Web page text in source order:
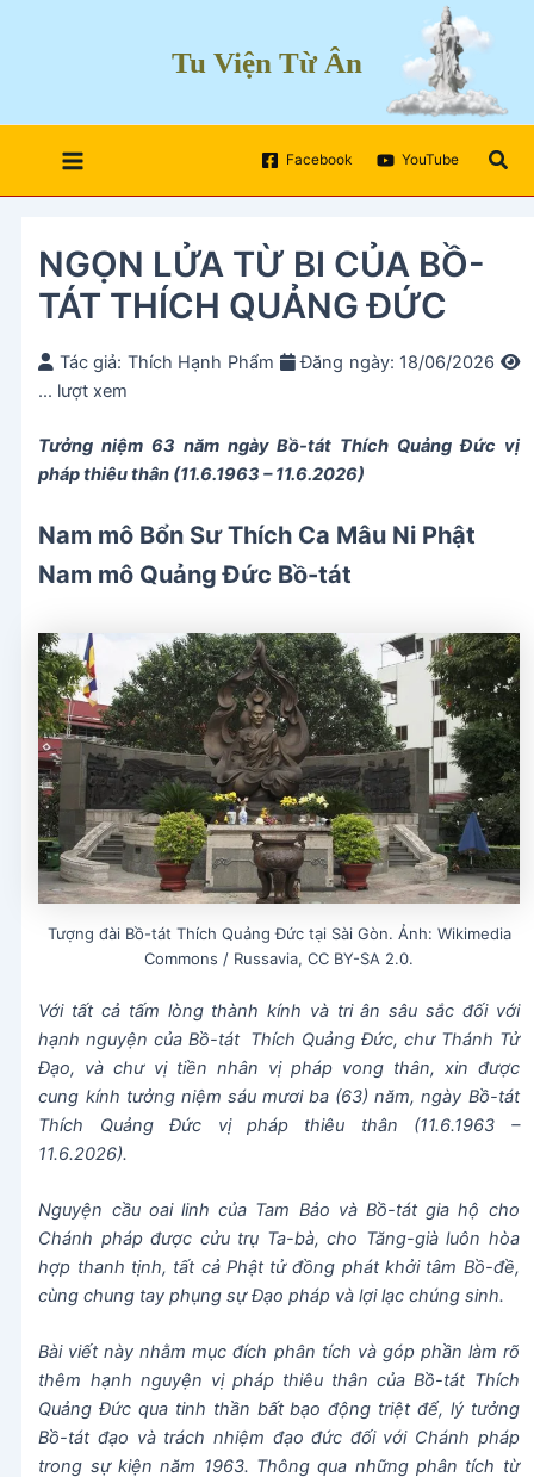
Tu Viện Từ Ân
Facebook YouTube
NGỌN LỬA TỪ BI CỦA BỒ-
TÁT THÍCH QUẢNG ĐỨC
Tác giả: Thích Hạnh Phẩm
Đăng ngày: 18/06/2026
... lượt xem
Tưởng niệm 63 năm ngày Bồ-tát Thích Quảng Đức vị
pháp thiêu thân (11.6.1963 – 11.6.2026)
Nam mô Bổn Sư Thích Ca Mâu Ni Phật
Nam mô Quảng Đức Bồ-tát
Tượng đài Bồ-tát Thích Quảng Đức tại Sài Gòn. Ảnh: Wikimedia
Commons / Russavia, CC BY-SA 2.0.
Với tất cả tấm lòng thành kính và tri ân sâu sắc đối với
hạnh nguyện của Bồ-tát Thích Quảng Đức, chư Thánh Tử
Đạo, và chư vị tiền nhân vị pháp vong thân, xin được
cung kính tưởng niệm sáu mươi ba (63) năm, ngày Bồ-tát
Thích Quảng Đức vị pháp thiêu thân (11.6.1963 –
11.6.2026).
Nguyện cầu oai linh của Tam Bảo và Bồ-tát gia hộ cho
Chánh pháp được cửu trụ Ta-bà, cho Tăng-già luôn hòa
hợp thanh tịnh, tất cả Phật tử đồng phát khởi tâm Bồ-đề,
cùng chung tay phụng sự Đạo pháp và lợi lạc chúng sinh.
Bài viết này nhằm mục đích phân tích và góp phần làm rõ
thêm hạnh nguyện vị pháp thiêu thân của Bồ-tát Thích
Quảng Đức qua tinh thần bất bạo động triệt để, lý tưởng
Bồ-tát đạo và trách nhiệm đạo đức đối với Chánh pháp
trong sự kiện năm 1963. Thông qua những phân tích từ